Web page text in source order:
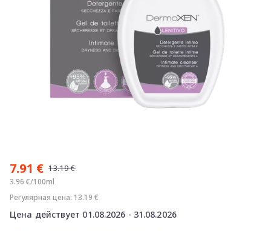
7.91 € 13.19 €
3.96 €/100ml
Регулярная цена: 13.19 €
Цена действует 01.08.2026 - 31.08.2026